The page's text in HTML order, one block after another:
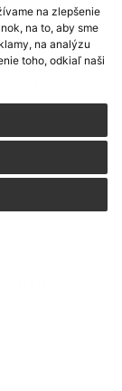
na zlepšenie
na to, aby sme
na analýzu
toho, odkiaľ naši
25€